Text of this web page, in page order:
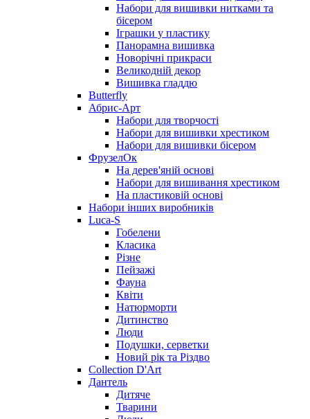
Набори для вишивки нитками та
бісером
Іграшки у пластику
Панорамна вишивка
Новорічні прикраси
Великодній декор
Вишивка гладдю
Butterfly
Абрис-Арт
Набори для творчості
Набори для вишивки хрестиком
Набори для вишивки бісером
ФрузелОк
На дерев'яній основі
Набори для вишивання хрестиком
На пластиковій основі
Набори інших виробників
Luca-S
Гобелени
Класика
Різне
Пейзажі
Фауна
Квіти
Натюрморти
Дитинство
Люди
Подушки, серветки
Новий рік та Різдво
Collection D'Art
Дантель
Дитяче
Тварини